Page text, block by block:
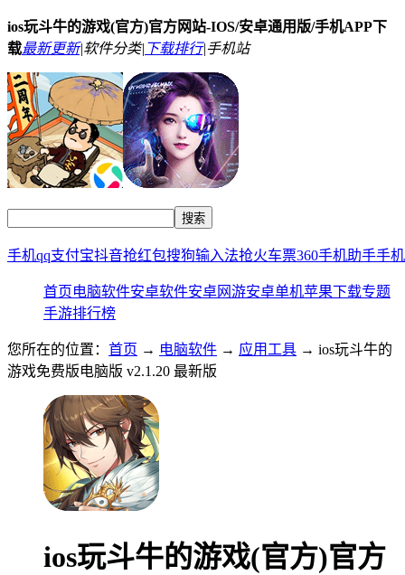
ios玩斗牛的游戏(官方)官方网站-IOS/安卓通用版/手机APP下
载最新更新|软件分类| 下载排行|手机站
手机qq支付宝抖音抢红包搜狗输入法抢火车票360手机助手手
首页电脑软件安卓软件安卓网游安卓单机苹果下载专题
手游排行榜
您所在的位置： 首页 → 电脑软件 → 应用工具 → ios玩斗牛的
游戏免费版电脑版 v2.1.20 最新版
ios玩斗牛的游戏(官方)官方